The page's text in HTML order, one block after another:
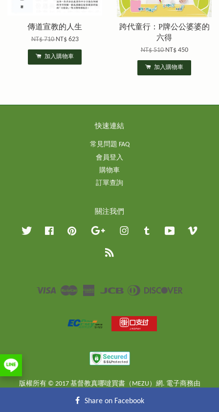
傳道宣教的人生
NT$ 710NT$ 623
加入購物車
跨代童行：P牌公公婆婆的
六得
NT$ 510NT$ 450
加入購物車
快速連結
常見問題 FAQ
會員登入
購物車
訂單查詢
關注我們
Twitter Facebook Pinterest Google InstagramTumblr YouTube
Visa Master
American
JCB
Diners
版權所有 © 2017 基督教真哪噠買書（MEZU）網. 電子商務由
Share on Facebook